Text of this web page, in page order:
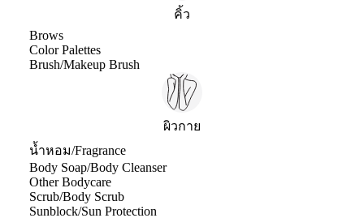
คิ้ว
Brows
Color Palettes
Brush/Makeup Brush
ผิวกาย
น้ำหอม/Fragrance
Body Soap/Body Cleanser
Other Bodycare
Scrub/Body Scrub
Sunblock/Sun Protection